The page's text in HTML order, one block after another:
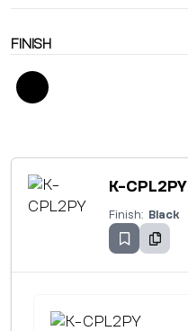
FINISH
K-CPL2PY
Finish: Black